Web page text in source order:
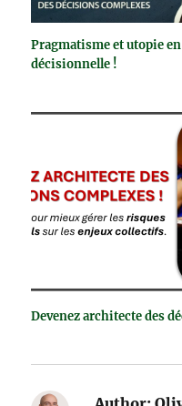
Pragmatisme et utopie
décisionnelle !
Devenez architecte des